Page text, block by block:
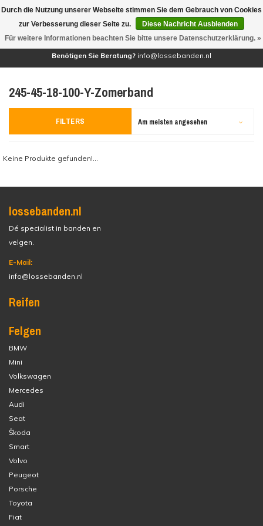
(0)
Benötigen Sie Beratung? info@lossebanden.nl
245-45-18-100-Y-Zomerband
FILTERS Am meisten angesehen
Keine Produkte gefunden!...
lossebanden.nl
Dé specialist in banden en
velgen.
E-Mail:
info@lossebanden.nl
Reifen
Felgen
BMW
Mini
Volkswagen
Mercedes
Audi
Seat
Škoda
Smart
Volvo
Peugeot
Porsche
Toyota
Fiat
Durch die Nutzung unserer Webseite stimmen Sie dem Gebrauch von Cookies
zur Verbesserung dieser Seite zu.
Diese Nachricht Ausblenden
Für weitere Informationen beachten Sie bitte unsere Datenschutzerklärung. »